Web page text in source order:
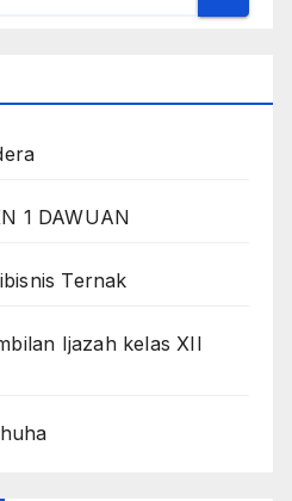
1 DAWUAN
Ternak
Ijazah kelas XII